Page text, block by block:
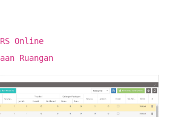
Online
Ruangan